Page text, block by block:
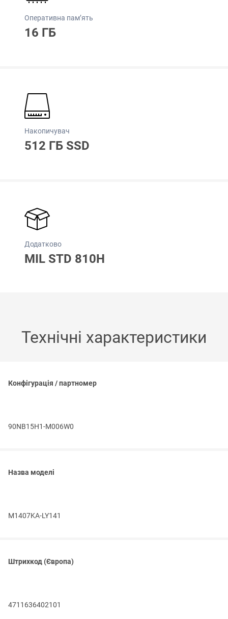
Оперативна пам’ять
16 ГБ
Накопичувач
512 ГБ SSD
Додатково
MIL STD 810H
Технічні характеристики
Конфігурація / партномер
90NB15H1-M006W0
Назва моделі
M1407KA-LY141
Штрихкод (Європа)
4711636402101